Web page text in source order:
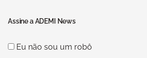
Assine a ADEMI News
Eu não sou um robô